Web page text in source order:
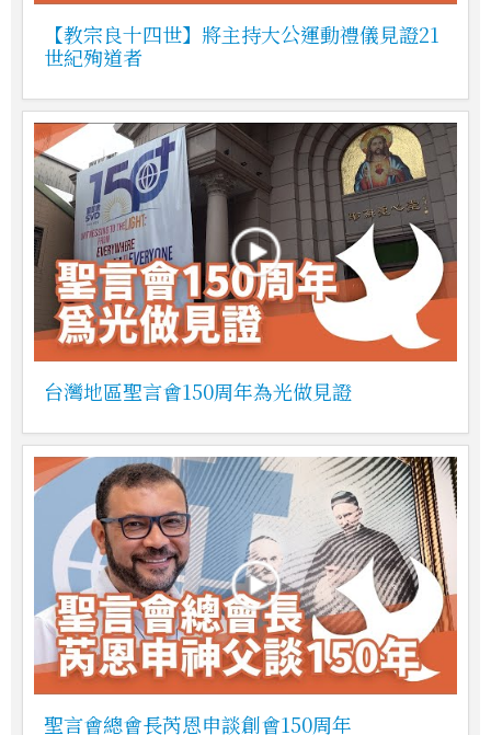
【教宗良十四世】將主持大公運動禮儀見證21
世紀殉道者
台灣地區聖言會150周年為光做見證
聖言會總會長芮恩申談創會150周年